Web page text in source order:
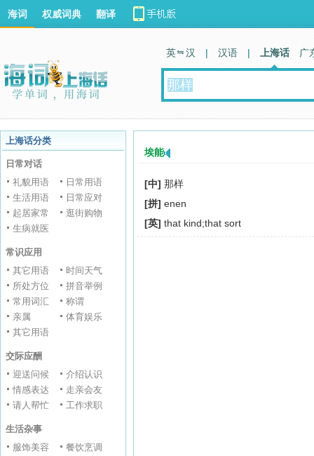
海词 权威词典 翻译
英 汉 | 汉语 | 上海话 广
上海话分类
日常对话
礼貌用语
日常用语
生活用语
日常应对
起居家常
逛街购物
生病就医
常识应用
其它用语
时间天气
所处方位
拼音举例
常用词汇
称谓
亲属
体育娱乐
其它用语
交际应酬
迎送问候
介绍认识
情感表达
走亲会友
请人帮忙
工作求职
生活杂事
服饰美容
餐饮烹调
埃能
[中] 那样
[拼] enen
[英] that kind;that sort